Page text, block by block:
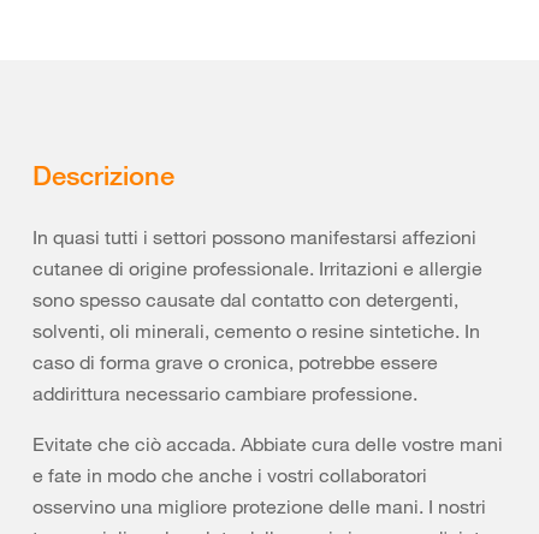
Descrizione
In quasi tutti i settori possono manifestarsi affezioni
cutanee di origine professionale. Irritazioni e allergie
sono spesso causate dal contatto con detergenti,
solventi, oli minerali, cemento o resine sintetiche. In
caso di forma grave o cronica, potrebbe essere
addirittura necessario cambiare professione.
Evitate che ciò accada. Abbiate cura delle vostre mani
e fate in modo che anche i vostri collaboratori
osservino una migliore protezione delle mani. I nostri